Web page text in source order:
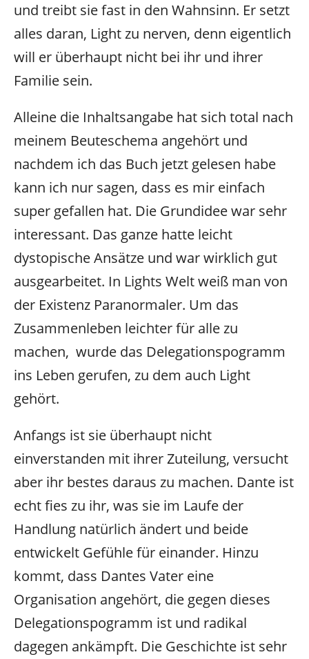
und treibt sie fast in den Wahnsinn. Er setzt
alles daran, Light zu nerven, denn eigentlich
will er überhaupt nicht bei ihr und ihrer
Familie sein.
Alleine die Inhaltsangabe hat sich total nach
meinem Beuteschema angehört und
nachdem ich das Buch jetzt gelesen habe
kann ich nur sagen, dass es mir einfach
super gefallen hat. Die Grundidee war sehr
interessant. Das ganze hatte leicht
dystopische Ansätze und war wirklich gut
ausgearbeitet. In Lights Welt weiß man von
der Existenz Paranormaler. Um das
Zusammenleben leichter für alle zu
machen, wurde das Delegationspogramm
ins Leben gerufen, zu dem auch Light
gehört.
Anfangs ist sie überhaupt nicht
einverstanden mit ihrer Zuteilung, versucht
aber ihr bestes daraus zu machen. Dante ist
echt fies zu ihr, was sie im Laufe der
Handlung natürlich ändert und beide
entwickelt Gefühle für einander. Hinzu
kommt, dass Dantes Vater eine
Organisation angehört, die gegen dieses
Delegationspogramm ist und radikal
dagegen ankämpft. Die Geschichte ist sehr